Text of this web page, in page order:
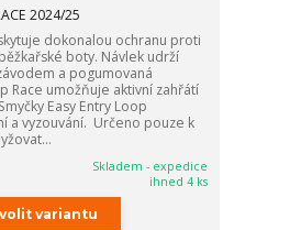
2024/25
dokonalou ochranu proti
boty. Návlek udrží
a pogumovaná
Race umožňuje aktivní zahřátí
Easy Entry Loop
a vyzouvání. Určeno pouze k
Skladem - expedice
ihned 4 ks
variantu